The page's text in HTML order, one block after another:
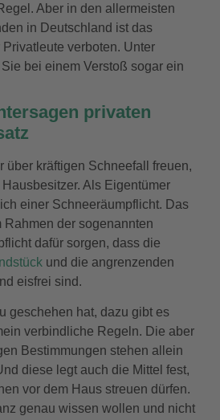
Aber in den allermeisten
in Deutschland ist das
verboten. Unter
bei einem Verstoß sogar ein
privaten
über kräftigen Schneefall freuen,
Als Eigentümer
einer Schneeräumpflicht. Das
Rahmen der sogenannten
dafür sorgen, dass die
und die angrenzenden
eisfrei sind.
geschehen hat, dazu gibt es
verbindliche Regeln. Die aber
Bestimmungen stehen allein
diese legt auch die Mittel fest,
vor dem Haus streuen dürfen.
genau wissen wollen und nicht